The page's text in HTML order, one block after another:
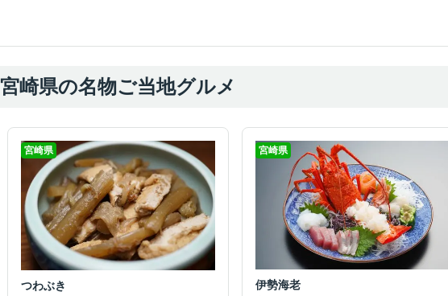
宮崎県の名物ご当地グルメ
宮崎県
つわぶき
宮崎県
伊勢海老